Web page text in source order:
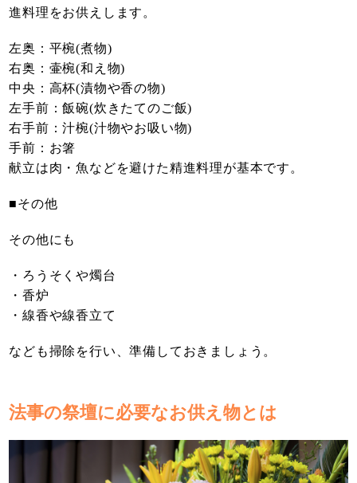
進料理をお供えします。
左奥：平椀(煮物)
右奥：壷椀(和え物)
中央：高杯(漬物や香の物)
左手前：飯碗(炊きたてのご飯)
右手前：汁椀(汁物やお吸い物)
手前：お箸
献立は肉・魚などを避けた精進料理が基本です。
■その他
その他にも
・ろうそくや燭台
・香炉
・線香や線香立て
なども掃除を行い、準備しておきましょう。
法事の祭壇に必要なお供え物とは